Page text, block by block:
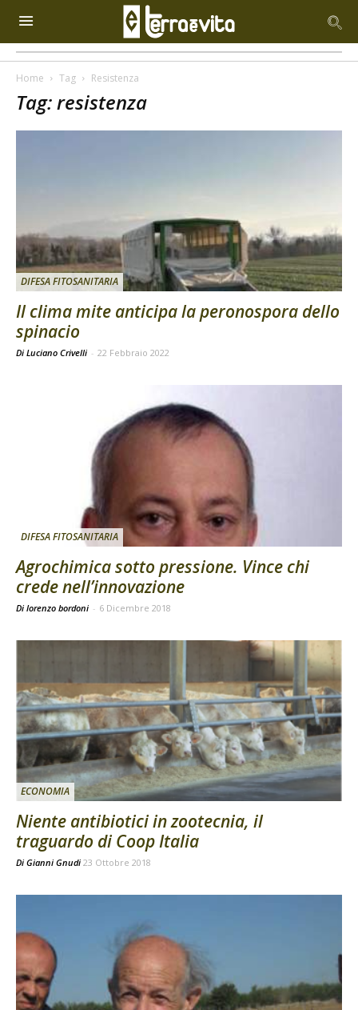
Home Tag Resistenza
Tag: resistenza
DIFESA FITOSANITARIA
Il clima mite anticipa la peronospora dello
spinacio
Di Luciano Crivelli - 22 Febbraio 2022
DIFESA FITOSANITARIA
Agrochimica sotto pressione. Vince chi
crede nell’innovazione
Di lorenzo bordoni - 6 Dicembre 2018
ECONOMIA
Niente antibiotici in zootecnia, il
traguardo di Coop Italia
Di Gianni Gnudi 23 Ottobre 2018